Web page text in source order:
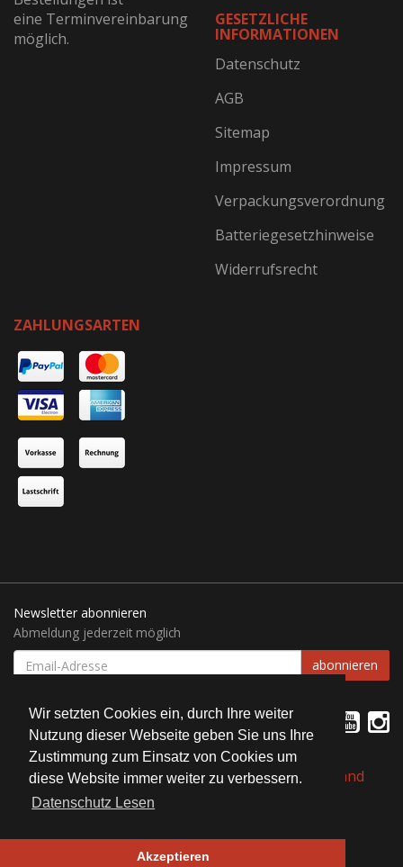
Wir setzten Cookies ein, durch Ihre weiter
Nutzung dieser Webseite geben Sie uns Ihre
Zustimmung zum Einsatz von Cookies um
diese Website immer weiter zu verbessern.
Datenschutz Lesen
Akzeptieren
eine Terminvereinbarung
möglich.
GESETZLICHE
INFORMATIONEN
Datenschutz
AGB
Sitemap
Impressum
Verpackungsverordnung
Batteriegesetzhinweise
Widerrufsrecht
ZAHLUNGSARTEN
Newsletter abonnieren
Abmeldung jederzeit möglich
EMAIL-
ADRESSE
abonnieren
*Alle Preise inkl. gesetzlicher USt., zzgl. Versand
Alle Rechte vorbehalten
JTL-Shop| Design by ©